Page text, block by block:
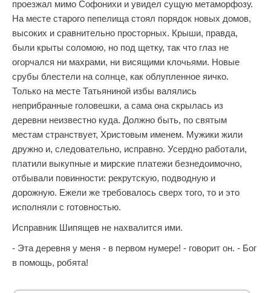
проезжал мимо Софонихи и увидел сущую метаморфозу.
На месте старого пепелища стоял порядок новых домов,
высоких и сравнительно просторных. Крыши, правда,
были крыты соломою, но под щетку, так что глаз не
огорчался ни махрами, ни висящими клочьями. Новые
срубы блестели на солнце, как облупленное яичко.
Только на месте Татьяниной избы валялись
неприбранные головешки, а сама она скрылась из
деревни неизвестно куда. Должно быть, по святым
местам странствует, Христовым именем. Мужики жили
дружно и, следовательно, исправно. Усердно работали,
платили выкупные и мирские платежи безнедоимочно,
отбывали повинности: рекрутскую, подводную и
дорожную. Ежели же требовалось сверх того, то и это
исполняли с готовностью.
Исправник Шипящев не нахвалится ими.
- Эта деревня у меня - в первом нумере! - говорит он. - Бог
в помощь, робята!